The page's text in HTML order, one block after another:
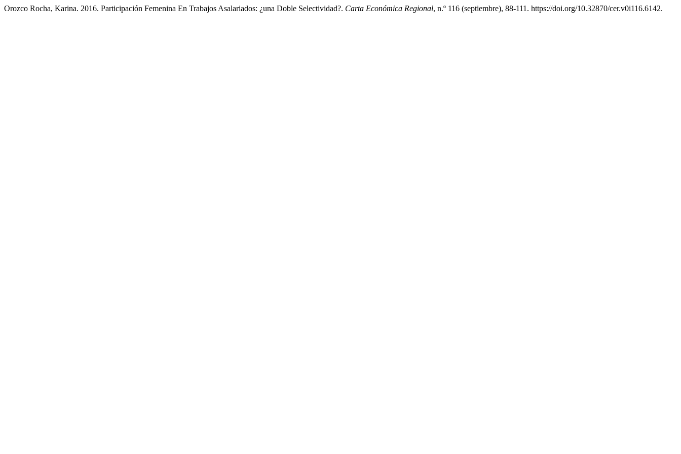
Orozco Rocha, Karina. 2016. Participación Femenina En Trabajos Asalariados: ¿una Doble Selectividad?. Carta Económica Regional, n.º 116 (septiembre), 88-111. https://doi.org/10.32870/cer.v0i116.6142.